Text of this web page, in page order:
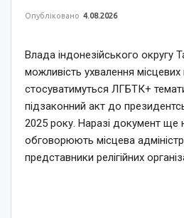
Опубліковано 4.08.2026
Влада індонезійського округу
можливість ухвалення місцевих
стосуватимуться ЛГБТК+
підзаконний акт до
2025 року. Наразі документ ще
обговорюють місцева
представники релігійних